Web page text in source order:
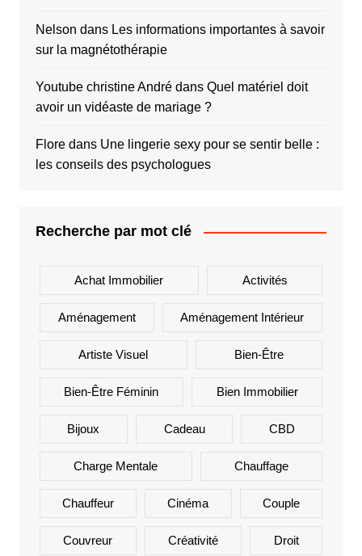
Nelson dans Les informations importantes à savoir
sur la magnétothérapie
Youtube christine Andrédans Quel matériel doit
avoir un vidéaste de mariage ?
Floredans Une lingerie sexy pour se sentir belle :
les conseils des psychologues
Recherche par mot clé
Achat Immobilier Activités
Aménagement Aménagement Intérieur
Artiste Visuel Bien-Être
Bien-Être Féminin Bien Immobilier
Bijoux Cadeau CBD
Charge Mentale Chauffage
Chauffeur Cinéma Couple
Couvreur Créativité Droit